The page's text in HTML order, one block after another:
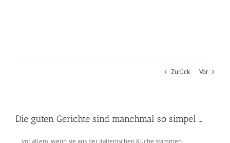
Zurück Vor
Die guten Gerichte sind manchmal so simpel …
… vor allem, wenn sie aus der italienischen Küche stammen.